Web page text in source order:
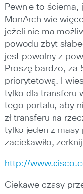
Pewnie to ściema,
MonArch wie
jeżeli nie ma
powodu zbyt
jest powolny z
Proszę bardzo, za
priorytetową. I
tylko dla transferu
tego portalu, aby
zł transferu na
tylko jeden z masy
zaciekawiło,
http://
Ciekawe czasy